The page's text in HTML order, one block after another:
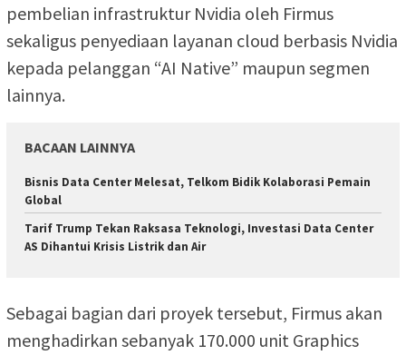
pembelian infrastruktur Nvidia oleh Firmus
sekaligus penyediaan layanan cloud berbasis Nvidia
kepada pelanggan “AI Native” maupun segmen
lainnya.
BACAAN LAINNYA
Bisnis Data Center Melesat, Telkom Bidik Kolaborasi Pemain
Global
Tarif Trump Tekan Raksasa Teknologi, Investasi Data Center
AS Dihantui Krisis Listrik dan Air
Sebagai bagian dari proyek tersebut, Firmus akan
menghadirkan sebanyak 170.000 unit Graphics